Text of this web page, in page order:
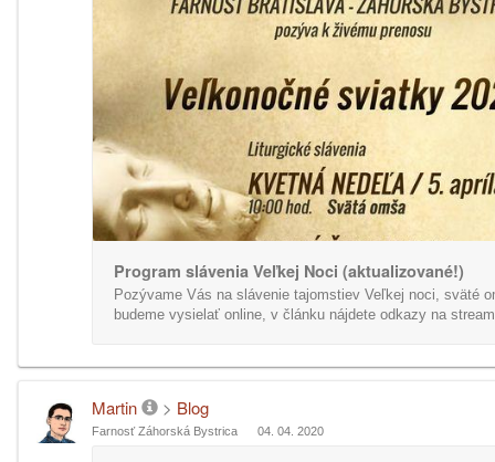
Program slávenia Veľkej Noci (aktualizované!)
Pozývame Vás na slávenie tajomstiev Veľkej noci, sväté
budeme vysielať online, v článku nájdete odkazy na
Martin > Blog
Farnosť Záhorská Bystrica 04. 04. 2020